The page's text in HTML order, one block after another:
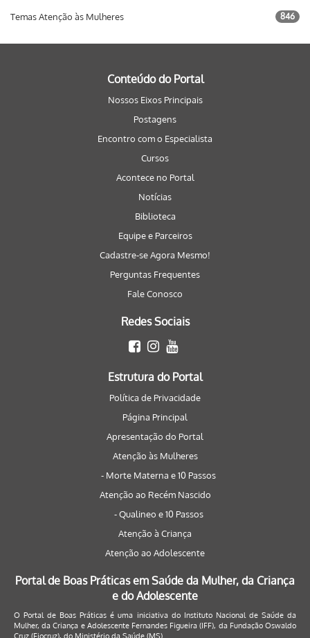
Temas Atenção às Mulheres 846
Conteúdo do Portal
Nossos Eixos Principais
Postagens
Encontro com o Especialista
Cursos
Acontece no Portal
Notícias
Biblioteca
Equipe e Parceiros
Cadastre-se Agora Mesmo!
Perguntas Frequentes
Fale Conosco
Redes Sociais
Estrutura do Portal
Política de Privacidade
Página Principal
Apresentação do Portal
Atenção às Mulheres
- Morte Materna e 10 Passos
Atenção ao Recém Nascido
- Qualineo e 10 Passos
Atenção à Criança
Atenção ao Adolescente
Portal de Boas Práticas em Saúde da Mulher, da Criança
e do Adolescente
O Portal de Boas Práticas é uma iniciativa do Instituto Nacional de Saúde da
Mulher, da Criança e Adolescente Fernandes Figueira (IFF), da Fundação Oswaldo
Cruz (Fiocruz), do Ministério da Saúde (MS).